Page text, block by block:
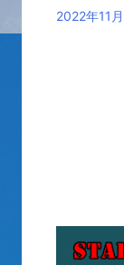
2022年11月